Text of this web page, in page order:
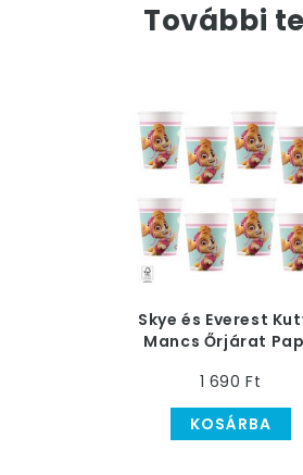
További
Skye és Everest
Mancs Őrjárat
1 690 Ft
KOSÁRBA